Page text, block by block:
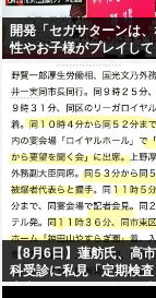
開発「セガサターンは
性やお子様がプレイし
【8月6日】蓮舫氏、高
科受診に私見「定期検
大事ですが…この日を避